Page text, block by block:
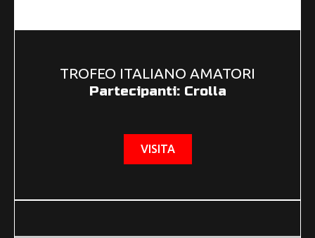
TROFEO ITALIANO AMATORI
Partecipanti: Crolla
VISITA